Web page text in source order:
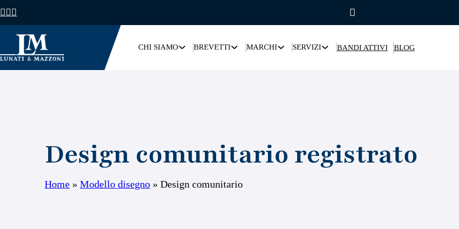
CHI SIAMO BREVETTI MARCHI SERVIZI BANDI ATTIVI BLOG
Design comunitario registrato
Home » Modello disegno » Design comunitario